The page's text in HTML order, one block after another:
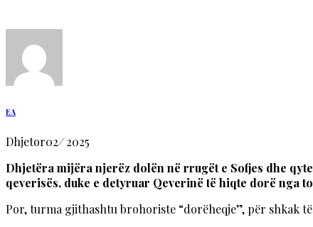
EA
Dhjetor02/2025
Dhjetëra mijëra njerëz dolën në rrugët e Sofjes dhe
qeverisës, duke e detyruar Qeverinë të hiqte dorë nga
Por, turma gjithashtu brohoriste “dorëheqje”, për shkak